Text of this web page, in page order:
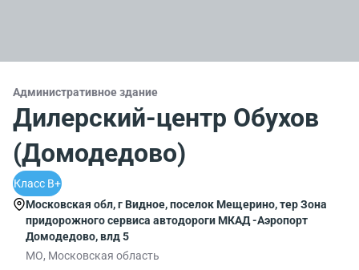
Административное здание
Дилерский-центр Обухов
(Домодедово)
Класс B+
Московская обл, г Видное, поселок Мещерино, тер Зона
придорожного сервиса автодороги МКАД -Аэропорт
Домодедово, влд 5
МО, Московская область